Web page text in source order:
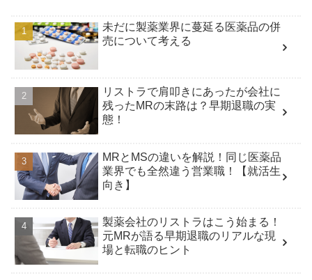
未だに製薬業界に蔓延る医薬品の併
売について考える
リストラで肩叩きにあったが会社に
残ったMRの末路は？早期退職の実
態！
MRとMSの違いを解説！同じ医薬品
業界でも全然違う営業職！【就活生
向き】
製薬会社のリストラはこう始まる！
元MRが語る早期退職のリアルな現
場と転職のヒント